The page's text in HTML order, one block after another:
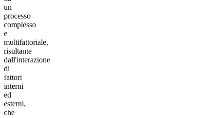
un
processo
complesso
e
multifattoriale,
risultante
dall'interazione
di
fattori
interni
ed
esterni,
che